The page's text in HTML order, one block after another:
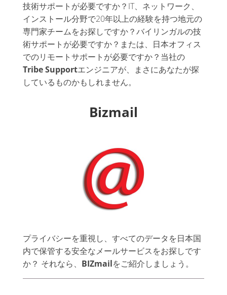
技術サポートが必要ですか？IT、ネットワーク、
インストール分野で20年以上の経験を持つ地元の
専門家チームをお探しですか？バイリンガルの技
術サポートが必要ですか？または、日本オフィス
でのリモートサポートが必要ですか？当社の
Tribe Supportエンジニアが、まさにあなたが探
しているものかもしれません。
Bizmail
プライバシーを重視し、すべてのデータを日本国
内で保管する安全なメールサービスをお探しです
か？ それなら、 BIZmailをご紹介しましょう。